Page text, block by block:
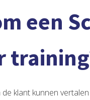
een
de klant kunnen